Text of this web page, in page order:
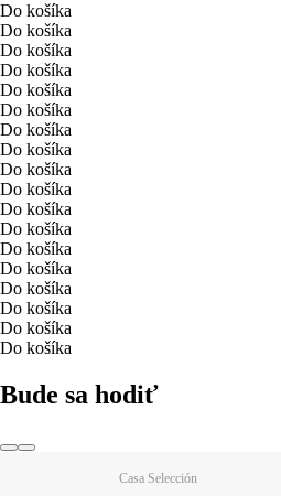
Do košíka
Do košíka
Do košíka
Do košíka
Do košíka
Do košíka
Do košíka
Do košíka
Do košíka
Do košíka
Do košíka
Do košíka
Do košíka
Do košíka
Do košíka
Do košíka
Do košíka
Do košíka
Bude sa hodiť
Casa Selección